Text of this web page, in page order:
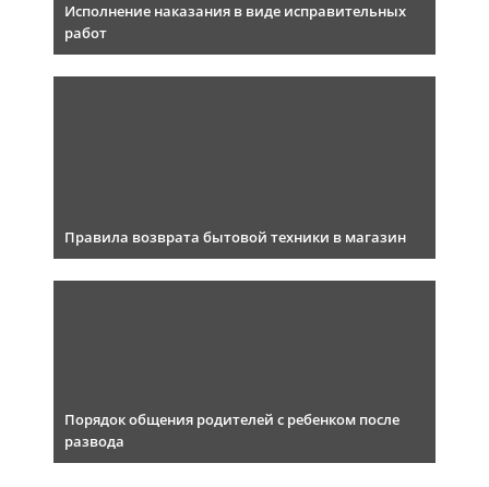
Исполнение наказания в виде исправительных
работ
Правила возврата бытовой техники в магазин
Порядок общения родителей с ребенком после
развода